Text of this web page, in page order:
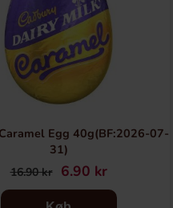
Egg 40g(BF:2026-07-
31)
16.90 kr 6.90 kr